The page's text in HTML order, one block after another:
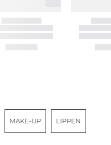
MAKE-UP LIPPEN